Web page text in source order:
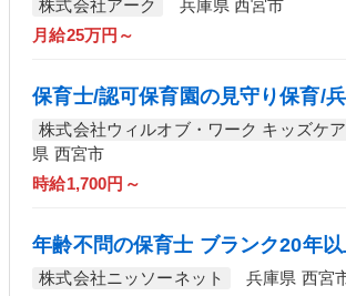
株式会社アーク
兵庫県 西宮市
月給25万円～
保育士/認可保育園の見守り保育/
株式会社ウィルオブ・ワーク キッズケ
県 西宮市
時給1,700円～
年齢不問の保育士 ブランク20年
株式会社ニッソーネット
兵庫県 西宮